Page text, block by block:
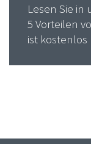
Lesen Sie
5 Vorteilen
ist